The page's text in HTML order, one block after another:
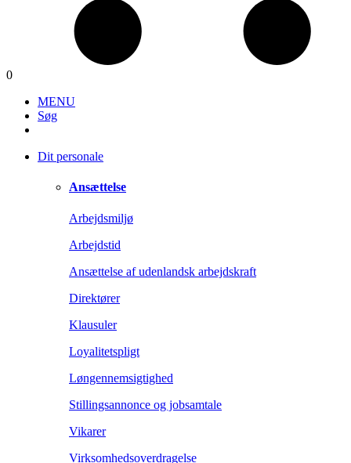
0
MENU
Søg
Dit personale
Ansættelse
Arbejdsmiljø
Arbejdstid
Ansættelse af udenlandsk arbejdskraft
Direktører
Klausuler
Loyalitetspligt
Løngennemsigtighed
Stillingsannonce og jobsamtale
Vikarer
Virksomhedsoverdragelse